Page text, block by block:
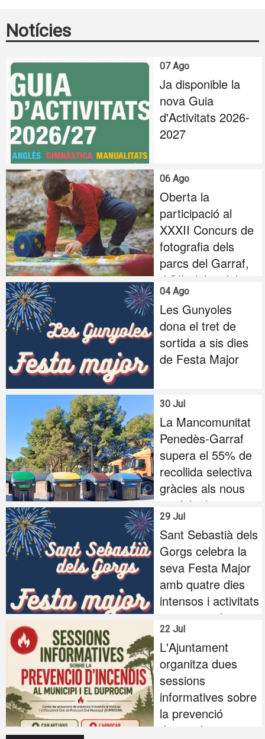
Notícies
07 Ago
Ja disponible la
nova Guia
d'Activitats 2026-
2027
06 Ago
Oberta la
participació al
XXXII Concurs de
fotografia dels
parcs del Garraf,
d'Olèrdola i del
Foix
04 Ago
Les Gunyoles
dona el tret de
sortida a sis dies
de Festa Major
30 Jul
La Mancomunitat
Penedès-Garraf
supera el 55% de
recollida selectiva
gràcies als nous
models de
recollida
29 Jul
Sant Sebastià dels
Gorgs celebra la
seva Festa Major
amb quatre dies
intensos i activitats
per a totes les
edats
22 Jul
L'Ajuntament
organitza dues
sessions
informatives sobre
la prevenció
d'incendis